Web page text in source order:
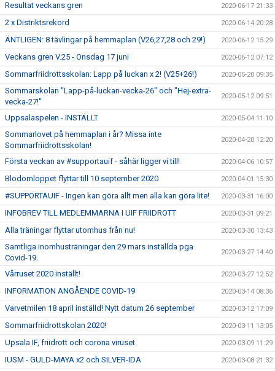
Resultat veckans gren 2020-06-17 21:33
2 x Distriktsrekord 2020-06-14 20:28
ÄNTLIGEN: 8 tävlingar på hemmaplan (V26,27,28 och 29!) 2020-06-12 15:29
Veckans gren V.25 - Onsdag 17 juni 2020-06-12 07:12
Sommarfriidrottsskolan: Lapp på luckan x 2! (V25+26!) 2020-05-20 09:35
Sommarskolan "Lapp-på-luckan-vecka-26" och "Hej-extra-
vecka-27!"
2020-05-12 09:51
Uppsalaspelen - INSTÄLLT 2020-05-04 11:10
Sommarlovet på hemmaplan i år? Missa inte
Sommarfriidrottsskolan!
2020-04-20 12:20
Första veckan av #supportauif - såhär ligger vi till! 2020-04-06 10:57
Blodomloppet flyttar till 10 september 2020 2020-04-01 15:30
#SUPPORTAUIF - Ingen kan göra allt men alla kan göra lite! 2020-03-31 16:00
INFOBREV TILL MEDLEMMARNA I UIF FRIIDROTT 2020-03-31 09:21
Alla träningar flyttar utomhus från nu! 2020-03-30 13:43
Samtliga inomhusträningar den 29 mars inställda pga
Covid-19.
2020-03-27 14:40
Vårruset 2020 inställt! 2020-03-27 12:52
INFORMATION ANGÅENDE COVID-19 2020-03-14 08:36
Varvetmilen 18 april inställd! Nytt datum 26 september 2020-03-12 17:09
Sommarfriidrottskolan 2020! 2020-03-11 13:05
Upsala IF, friidrott och corona viruset 2020-03-09 11:29
IUSM - GULD-MAYA x2 och SILVER-IDA 2020-03-08 21:32